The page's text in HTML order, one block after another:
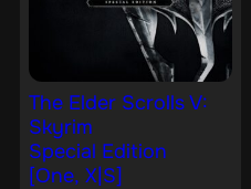
The Elder Scrolls V:
Skyrim
Special Edition
[One, X|S]